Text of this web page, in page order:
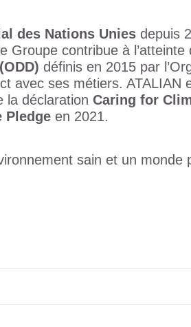
des Nations Unies depuis
Groupe contribue à
définis en 2015 par
avec ses métiers. ATALIAN
la déclarationCaring for
Pledge en 2021.
sain et un monde